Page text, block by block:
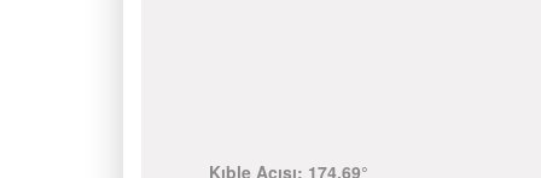
Kıble Açısı: 174.69°